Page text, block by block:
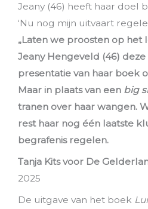
Jeany (46) heeft haar doel
‘Nu nog mijn uitvaart
„Laten we proosten op het
Jeany Hengeveld (46)
presentatie van haar boek
Maar in plaats van een big
tranen over haar wangen.
rest haar nog één laatste
begrafenis regelen.
Tanja Kits voor De
2025
De uitgave van het boek